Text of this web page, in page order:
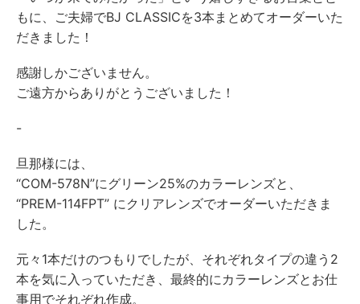
もに、ご夫婦でBJ CLASSICを3本まとめてオーダーいた
だきました！
感謝しかございません。
ご遠方からありがとうございました！
-
旦那様には、
“COM-578N”にグリーン25%のカラーレンズと、
“PREM-114FPT” にクリアレンズでオーダーいただきま
した。
元々1本だけのつもりでしたが、それぞれタイプの違う2
本を気に入っていただき、最終的にカラーレンズとお仕
事用でそれぞれ作成。